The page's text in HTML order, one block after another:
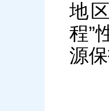
地
程”
源
投